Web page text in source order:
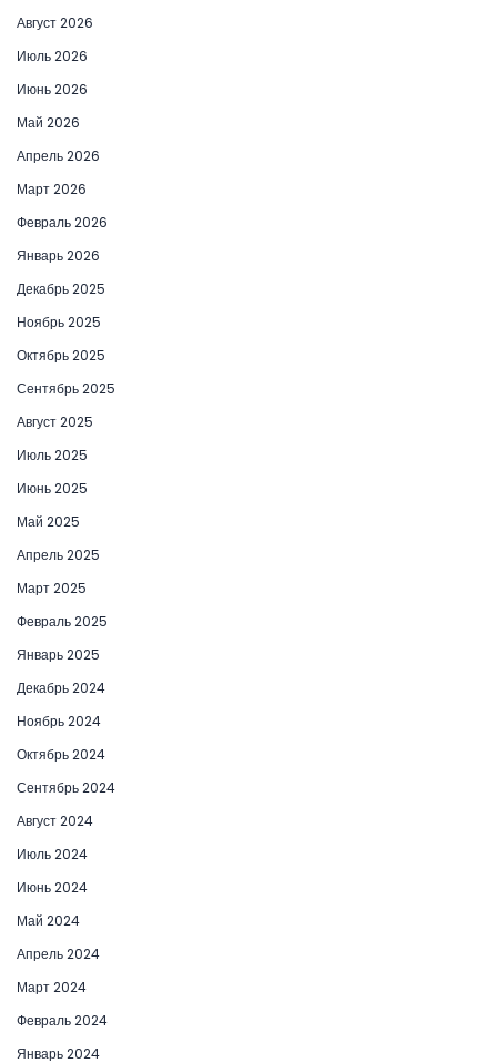
Август 2026
Июль 2026
Июнь 2026
Май 2026
Апрель 2026
Март 2026
Февраль 2026
Январь 2026
Декабрь 2025
Ноябрь 2025
Октябрь 2025
Сентябрь 2025
Август 2025
Июль 2025
Июнь 2025
Май 2025
Апрель 2025
Март 2025
Февраль 2025
Январь 2025
Декабрь 2024
Ноябрь 2024
Октябрь 2024
Сентябрь 2024
Август 2024
Июль 2024
Июнь 2024
Май 2024
Апрель 2024
Март 2024
Февраль 2024
Январь 2024